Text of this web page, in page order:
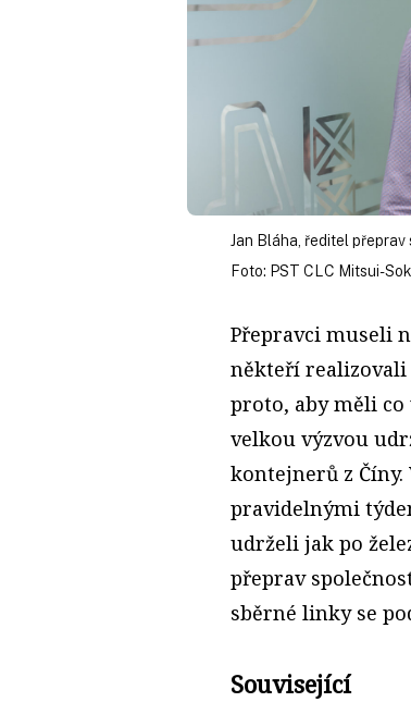
Jan Bláha, ředitel
Foto: PST CLC Mitsui-
Přepravci museli
někteří realizovali
proto, aby měli co
velkou výzvou
kontejnerů z
pravidelnými
udrželi jak po
přeprav
sběrné linky se
Související